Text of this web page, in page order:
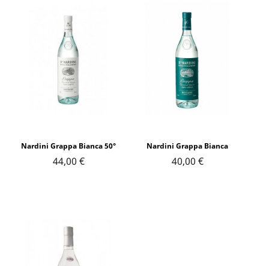
Nardini Grappa Bianca 50°
44,00 €
Nardini Grappa Bianca
40,00 €